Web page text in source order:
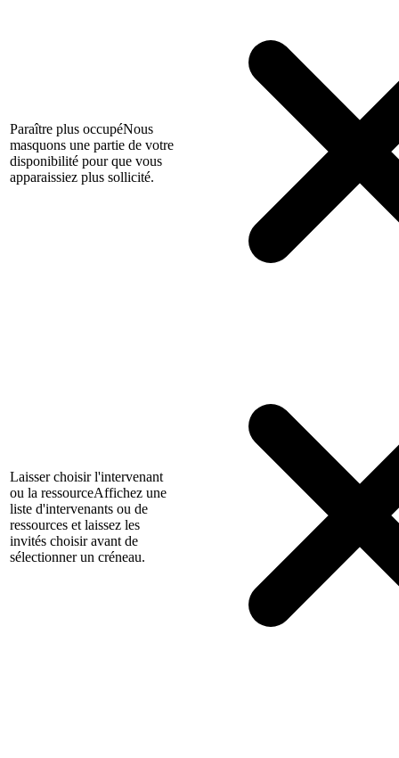
Paraître plus occupéNous
masquons une partie de votre
disponibilité pour que vous
apparaissiez plus sollicité.
Laisser choisir l'intervenant
ou la ressourceAffichez une
liste d'intervenants ou de
ressources et laissez les
invités choisir avant de
sélectionner un créneau.